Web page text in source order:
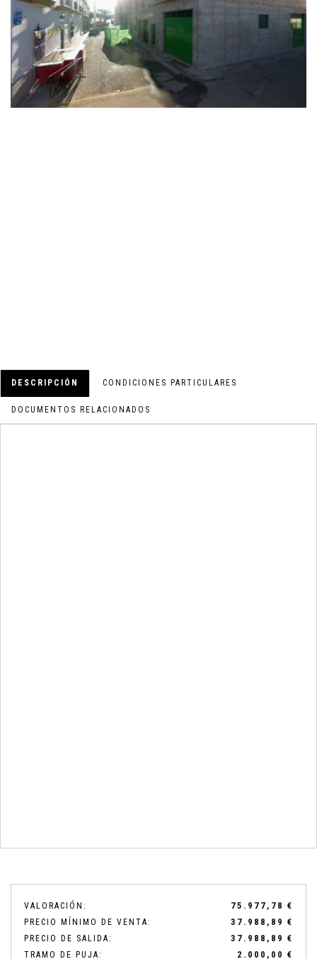
DESCRIPCIÓN CONDICIONES PARTICULARES
DOCUMENTOS RELACIONADOS
VALORACIÓN: 75.977,78 €
PRECIO MÍNIMO DE VENTA: 37.988,89 €
PRECIO DE SALIDA: 37.988,89 €
TRAMO DE PUJA: 2.000,00 €